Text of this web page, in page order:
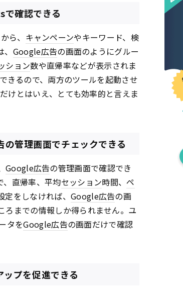
確認できる
ら、 キャンペーンやキーワード、検
Google広告の画面のようにグルー
ション数や直帰率などが表示されま
きるので、両方のツールを起動させ
けとはいえ、とても効率的と言えま
管理画面でチェックできる
Google広告の管理画面で確認でき
、直帰率、平均セッション時間、ペ
をしなければ、 Google広告の画
ろまでの情報しか得られません。ユ
タをGoogle広告の画面だけで確認
ップを促進できる